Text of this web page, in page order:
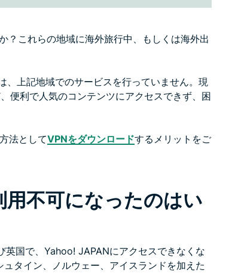
？これらの地域に海外旅行中、もしくは海外出
上記地域でのサービスを行っていません。現
便利で人気のコンテンツにアクセスできず、困
法としてVPNをダウンロードするメリットをご
用不可になったのはい
国で、Yahoo! JAPANにアクセスできなくな
タイン、ノルウェー、アイスランドを加えた